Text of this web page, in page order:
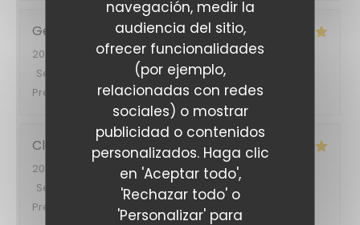
navegación, medir la
audiencia del sitio,
ofrecer funcionalidades
(por ejemplo,
relacionadas con redes
sociales) o mostrar
publicidad o contenidos
personalizados. Haga clic
en 'Aceptar todo',
'Rechazar todo' o
'Personalizar' para
Georg
2026-08-03
- 19:30 - Invitados 3
Servicio
Ambiente: 4/5 Menú:
Precio
Clémentine C
2026-08-05
- 12:00 - Invitados 2
Servicio
Ambiente : 5 /5 Menú: 5 /5
Precio